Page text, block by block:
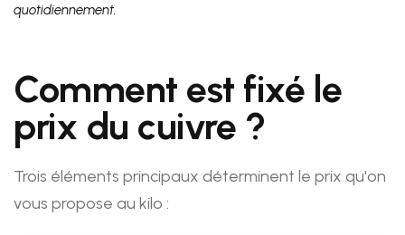
quotidiennement.
Comment est fixé le
prix du cuivre ?
Trois éléments principaux déterminent le prix qu'on
vous propose au kilo :